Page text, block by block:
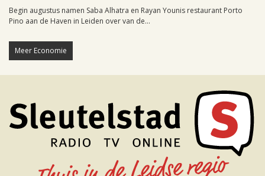
Begin augustus namen Saba Alhatra en Rayan Younis restaurant Porto
Pino aan de Haven in Leiden over van de...
Meer Economie